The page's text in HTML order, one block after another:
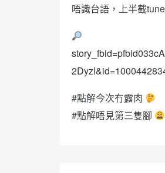
唔識台語，上半截
#點解今次冇露肉
#點解唔見第三隻腳